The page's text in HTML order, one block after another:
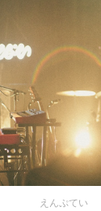
えんぷてい